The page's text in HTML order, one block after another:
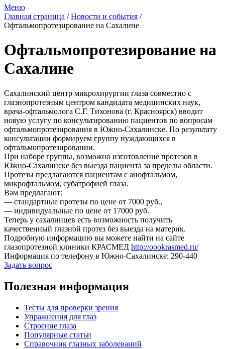
Меню
Главная страница /Новости и события /
Офтальмопротезирование на Сахалине
Офтальмопротезирование на
Сахалине
Сахалинский центр микрохирургии глаза совместно с
глазнопротезным центром кандидата медицинских наук,
врача-офтальмолога С.Г. Тихонова (г. Красноярск) вводит
новую услугу по консультированию пациентов по вопросам
офтальмопротезирования в Южно-Сахалинске. По результату
консультации формируем группу нуждающихся в
офтальмопротезировании.
При наборе группы, возможно изготовление протезов в
Южно-Сахалинске без выезда пациента за пределы области.
Протезы предлагаются пациентам с анофтальмом,
микрофтальмом, субатрофией глаза.
Вам предлагают:
— стандартные протезы по цене от 7000 руб.,
— индивидуальные по цене от 17000 руб.
Теперь у сахалинцев есть возможность получить
качественный глазной протез без выезда на материк.
Подробную информацию вы можете найти на сайте
глазопротезной клиники КРАСМЕД http://oookrasmed.ru/
Информация по телефону в Южно-Сахалинске: 290-440
Задать вопрос
Полезная информация
Тесты для проверки зрения
Упражнения для глаз
Строение глаза
Популярные статьи
Справочник глазных заболеваний